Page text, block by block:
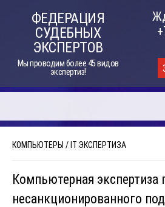
ФЕДЕРАЦИЯ
СУДЕБНЫХ
ЭКСПЕРТОВ
Мы проводим более 45 видов
экспертиз!
КОМПЬЮТЕРЫ / IT ЭКСПЕРТИЗА
Компьютерная экспертиза
несанкционированного